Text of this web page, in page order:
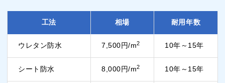
工法 相場 耐用年数
ウレタン防水 7,500円/m2 10年～15年
シート防水 8,000円/m2 10年～15年